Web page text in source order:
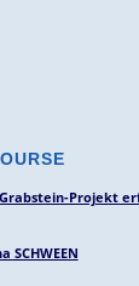
Projekt
SCHWEEN